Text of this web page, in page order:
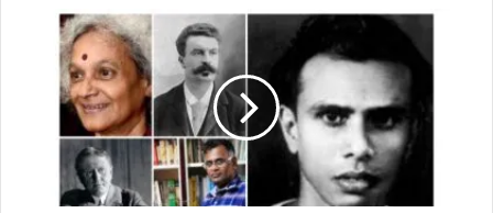
‘வழக்கம் போல் ஊறுகாய்’ கதையில் பேசப்பட்டிருக்கும் அரசியல் அறம்
குலைக்கப்பட்ட இடம் ‘சோமு கடைக்குச் செல்ல ஒரு ரூபாய் லஞ்சமாக கேட்டதும்
அதை யசோதா கொடுத்ததும்’. கேட்காமல் இருந்தால் இப்படிதான் ஊறுகாய்
நக்க வேண்டும் என்று எடுத்துக் கொள்வதா? இல்லை ஊறுகாய் நக்கவும் லஞ்சம்
கொடுக்கவேண்டும் என்று எடுத்துக் கொள்வதா?